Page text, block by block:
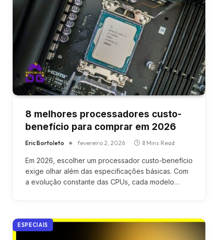
8 melhores processadores custo-
benefício para comprar em 2026
Eric Bortoleto fevereiro 2, 2026 8 Mins Read
Em 2026, escolher um processador custo-benefício
exige olhar além das especificações básicas. Com
a evolução constante das CPUs, cada modelo…
ESPECIAIS